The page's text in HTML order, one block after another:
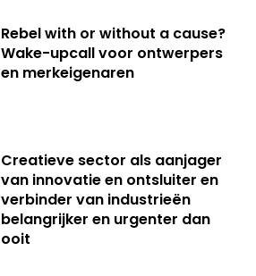
Rebel with or without a cause?
Wake-upcall voor ontwerpers
en merkeigenaren
Creatieve sector als aanjager
van innovatie en ontsluiter en
verbinder van industrieën
belangrijker en urgenter dan
ooit